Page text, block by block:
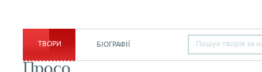
ТВОРИ БІОГРАФІЇ